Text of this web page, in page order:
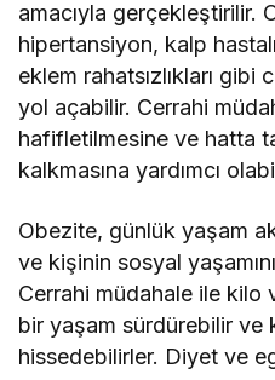
amacıyla gerçekleştirilir.
hipertansiyon, kalp
eklem rahatsızlıkları gibi
yol açabilir. Cerrahi
hafifletilmesine ve hatta
kalkmasına yardımcı
Obezite, günlük yaşam
ve kişinin sosyal
Cerrahi müdahale ile kilo
bir yaşam sürdürebilir ve
hissedebilirler. Diyet ve